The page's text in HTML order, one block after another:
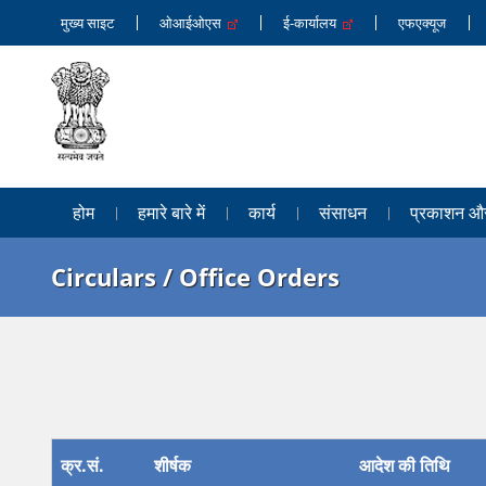
मुख्य साइट ओआईओएस ई-कार्यालय एफएक्यूज
होम हमारे बारे में कार्य संसाधन प्रकाशन और
Circulars / Office Orders
क्र.सं. शीर्षक आदेश की तिथि